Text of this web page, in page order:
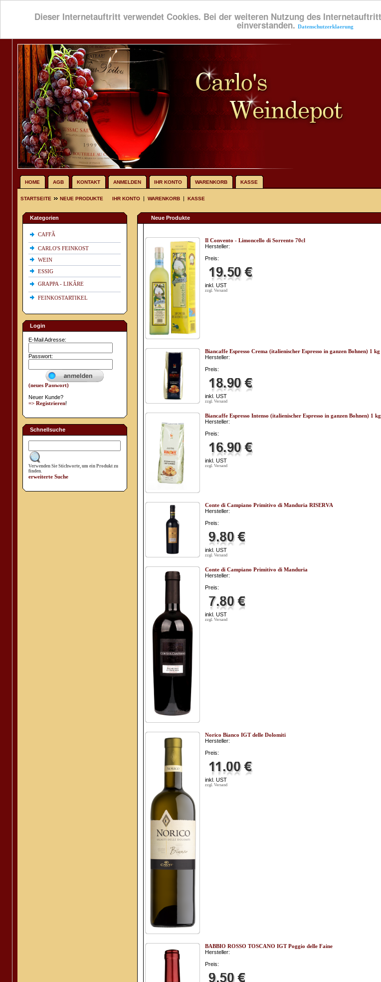
Dieser Internetauftritt verwendet Cookies. Bei der weiteren Nutzung des
einverstanden. Datenschutzerklaerung
HOME AGB KONTAKT ANMELDEN IHR KONTO WARENKORB KASSE
STARTSEITE NEUE PRODUKTE IHR KONTO | WARENKORB | KASSE
Kategorien
CAFFÃ
CARLO'S FEINKOST
WEIN
ESSIG
GRAPPA - LIKÃRE
FEINKOSTARTIKEL
Login
E-Mail Adresse:
Passwort:
(neues Passwort)
Neuer Kunde?
=> Registrieren!
Schnellsuche
Verwenden Sie Stichworte, um ein Produkt zu
finden.
erweiterte Suche
Neue Produkte
Il Convento - Limoncello di Sorrento 70cl
Hersteller:
Preis:
inkl. UST
zzgl. Versand
Biancaffe Espresso Crema (italienischer Espresso in ganzen Bohnen) 1 kg
Hersteller:
Preis:
inkl. UST
zzgl. Versand
Biancaffe Espresso Intenso (italienischer Espresso in ganzen Bohnen) 1 kg
Hersteller:
Preis:
inkl. UST
zzgl. Versand
Conte di Campiano Primitivo di Manduria RISERVA
Hersteller:
Preis:
inkl. UST
zzgl. Versand
Conte di Campiano Primitivo di Manduria
Hersteller:
Preis:
inkl. UST
zzgl. Versand
Norico Bianco IGT delle Dolomiti
Hersteller:
Preis:
inkl. UST
zzgl. Versand
BABBIO ROSSO TOSCANO IGT Poggio delle Faine
Hersteller:
Preis: